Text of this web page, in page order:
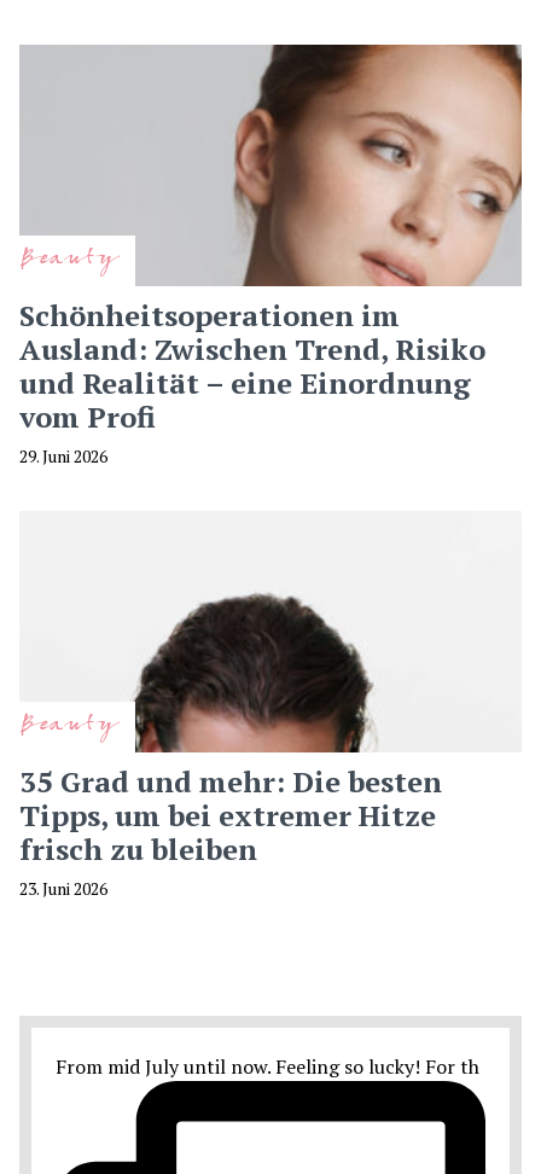
Beauty
Schönheitsoperationen im
Ausland: Zwischen Trend, Risiko
und Realität – eine Einordnung
vom Profi
29. Juni 2026
Beauty
35 Grad und mehr: Die besten
Tipps, um bei extremer Hitze
frisch zu bleiben
23. Juni 2026
From mid July until now. Feeling so lucky! For th